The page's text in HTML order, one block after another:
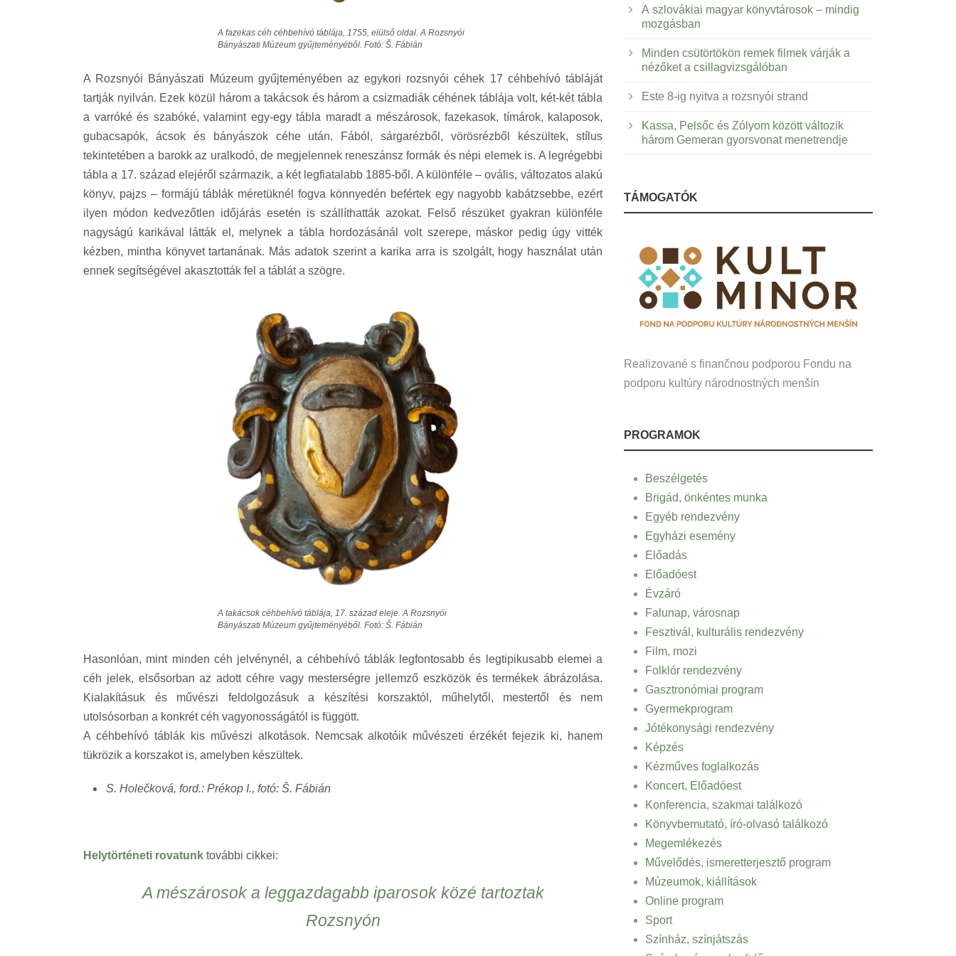
A fazekas céh céhbehívó táblája, 1755, elülső oldal. A Rozsnyói
Bányászati Múzeum gyűjteményéből. Fotó: Š. Fábián
A Rozsnyói Bányászati Múzeum gyűjteményében az egykori rozsnyói céhek 17 céhbehívó tábláját
tartják nyilván. Ezek közül három a takácsok és három a csizmadiák céhének táblája volt, két-két tábla
a varróké és szabóké, valamint egy-egy tábla maradt a mészárosok, fazekasok, tímárok, kalaposok,
gubacsapók, ácsok és bányászok céhe után. Fából, sárgarézből, vörösrézből készültek, stílus
tekintetében a barokk az uralkodó, de megjelennek reneszánsz formák és népi elemek is. A legrégebbi
tábla a 17. század elejéről származik, a két legfiatalabb 1885-ből. A különféle – ovális, változatos alakú
könyv, pajzs – formájú táblák méretüknél fogva könnyedén befértek egy nagyobb kabátzsebbe, ezért
ilyen módon kedvezőtlen időjárás esetén is szállíthatták azokat. Felső részüket gyakran különféle
nagyságú karikával látták el, melynek a tábla hordozásánál volt szerepe, máskor pedig úgy vitték
kézben, mintha könyvet tartanának. Más adatok szerint a karika arra is szolgált, hogy használat után
ennek segítségével akasztották fel a táblát a szögre.
A takácsok céhbehívó táblája, 17. század eleje. A Rozsnyói
Bányászati Múzeum gyűjteményéből. Fotó: Š. Fábián
Hasonlóan, mint minden céh jelvénynél, a céhbehívó táblák legfontosabb és legtipikusabb elemei a
céh jelek, elsősorban az adott céhre vagy mesterségre jellemző eszközök és termékek ábrázolása.
Kialakításuk és művészi feldolgozásuk a készítési korszaktól, műhelytől, mestertől és nem
utolsósorban a konkrét céh vagyonosságától is függött.
A céhbehívó táblák kis művészi alkotások. Nemcsak alkotóik művészeti érzékét fejezik ki, hanem
tükrözik a korszakot is, amelyben készültek.
S. Holečková, ford.: Prékop I., fotó: Š. Fábián
Helytörténeti rovatunk további cikkei:
A mészárosok a leggazdagabb iparosok közé tartoztak
Rozsnyón
A szlovákiai magyar könyvtárosok – mindig
mozgásban
Minden csütörtökön remek filmek várják a
nézőket a csillagvizsgálóban
Este 8-ig nyitva a rozsnyói strand
Kassa, Pelsőc és Zólyom között változik
három Gemeran gyorsvonat menetrendje
TÁMOGATÓK
Realizované s finančnou podporou Fondu na
podporu kultúry národnostných menšín
PROGRAMOK
Beszélgetés
Brigád, önkéntes munka
Egyéb rendezvény
Egyházi esemény
Előadás
Előadóest
Évzáró
Falunap, városnap
Fesztivál, kulturális rendezvény
Film, mozi
Folklór rendezvény
Gasztronómiai program
Gyermekprogram
Jótékonysági rendezvény
Képzés
Kézműves foglalkozás
Koncert, Előadóest
Konferencia, szakmai találkozó
Könyvbemutató, író-olvasó találkozó
Megemlékezés
Művelődés, ismeretterjesztő program
Múzeumok, kiállítások
Online program
Sport
Színház, színjátszás